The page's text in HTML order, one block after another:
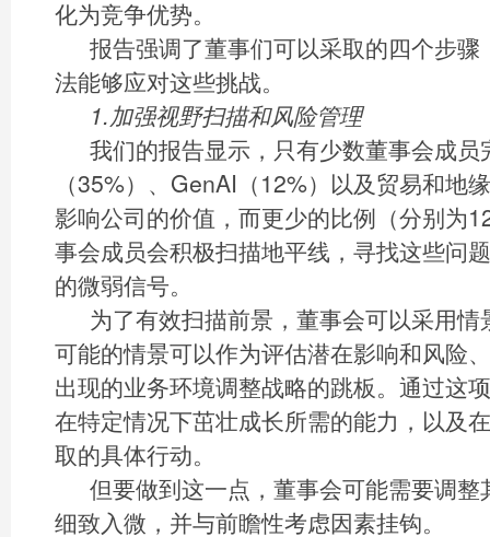
化为竞争优势。
报告强调了董事们可以采取的四个步
法能够应对这些挑战。
1.加强视野扫描和风险管理
我们的报告显示，只有少数董事会成
（35%）、GenAI（12%）以及贸易和地
影响公司的价值，而更少的比例（分别为
事会成员会积极扫描地平线，寻找这些问
的微弱信号。
为了有效扫描前景，董事会可以采用
可能的情景可以作为评估潜在影响和风险
出现的业务环境调整战略的跳板。通过这
在特定情况下茁壮成长所需的能力，以及
取的具体行动。
但要做到这一点，董事会可能需要调
细致入微，并与前瞻性考虑因素挂钩。